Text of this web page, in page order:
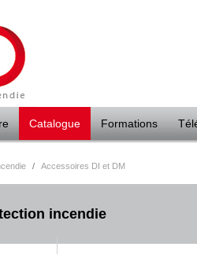
Catalogue Formations
/ Accessoires DI et DM
incendie